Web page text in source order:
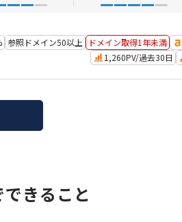
参照ドメイン50以上 ドメイン取得1年未満
1,260PV/過去30日
できること